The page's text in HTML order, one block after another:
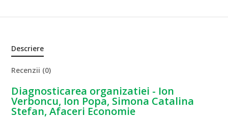
Descriere
Recenzii (0)
Diagnosticarea organizatiei - Ion
Verboncu, Ion Popa, Simona Catalina
Stefan, Afaceri Economie